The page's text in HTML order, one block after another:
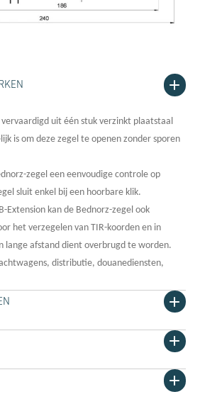
uit één stuk verzinkt plaatstaal
is om deze zegel te openen zonder sporen
zegel een eenvoudige controle op
sluit enkel bij een hoorbare klik.
Extension kan de Bednorz-zegel ook
het verzegelen van TIR-koorden en in
lange afstand dient overbrugd te worden.
distributie, douanediensten,